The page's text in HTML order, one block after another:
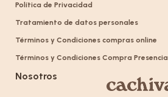
Política de Privacidad
Tratamiento de datos personales
Términos y Condiciones compras online
Términos y Condiciones Compra Presencial
Nosotros